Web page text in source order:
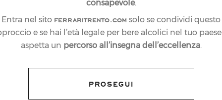
consapevole.
Entra nel sito ferraritrento.com solo se condividi questo
e se hai l’età legale per bere alcolici nel tuo
aspetta un percorso all’insegna dell’eccellenza.
PROSEGUI